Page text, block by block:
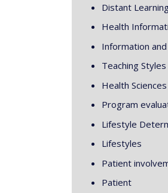
Distant
Health
Information
Teaching Styles
Health
Program
Lifestyle
Lifestyles
Patient
Patient